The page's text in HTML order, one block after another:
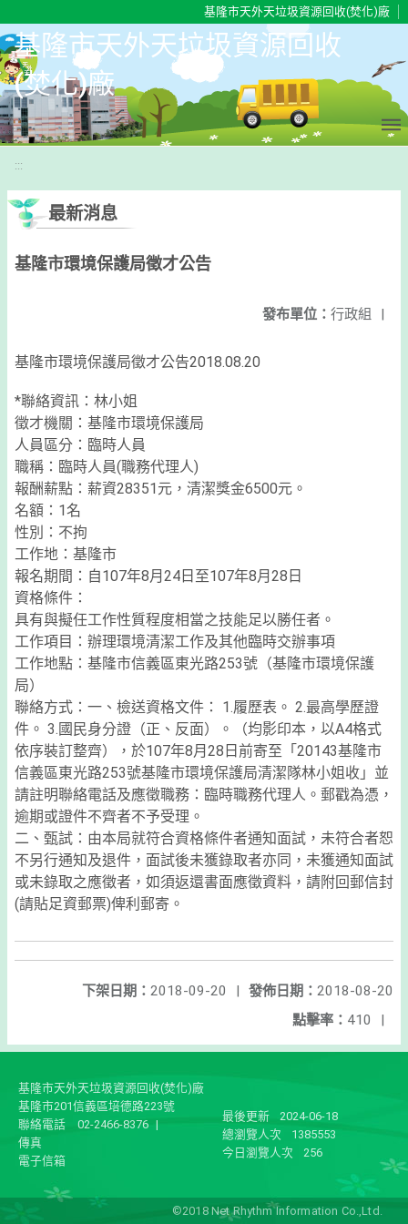
基隆市天外天垃圾資源回收(焚化)廠
基隆市天外天垃圾資源回收
(焚化)廠
:::
最新消息
基隆市環境保護局徵才公告
發布單位： 行政組 |
基隆市環境保護局徵才公告2018.08.20
*聯絡資訊： 林小姐
徵才機關：基隆市環境保護局
人員區分：臨時人員
職稱：臨時人員(職務代理人)
報酬薪點：薪資28351元，清潔獎金6500元。
名額：1名
性別：不拘
工作地：基隆市
報名期間：自107年8月24日至107年8月28日
資格條件：
具有與擬任工作性質程度相當之技能足以勝任者。
工作項目：辦理環境清潔工作及其他臨時交辦事項
工作地點：基隆市信義區東光路253號（基隆市環境保護
局）
聯絡方式：一、檢送資格文件： 1.履歷表。 2.最高學歷證
件。 3.國民身分證（正、反面）。（均影印本，以A4格式
依序裝訂整齊），於107年8月28日前寄至「20143基隆市
信義區東光路253號基隆市環境保護局清潔隊林小姐收」並
請註明聯絡電話及應徵職務：臨時職務代理人。郵戳為憑，
逾期或證件不齊者不予受理。
二、甄試：由本局就符合資格條件者通知面試，未符合者恕
不另行通知及退件，面試後未獲錄取者亦同，未獲通知面試
或未錄取之應徵者，如須返還書面應徵資料，請附回郵信封
(請貼足資郵票)俾利郵寄。
發佈日期： 2018-08-20
下架日期： 2018-09-20
|
點擊率： 410 |
基隆市天外天垃圾資源回收(焚化)廠
基隆市201信義區培德路223號
聯絡電話
02-2466-8376 |
傳真
電子信箱
最後更新
2024-06-18
總瀏覽人次
1385553
今日瀏覽人次
256
©2018 Net Rhythm Information Co.,Ltd.